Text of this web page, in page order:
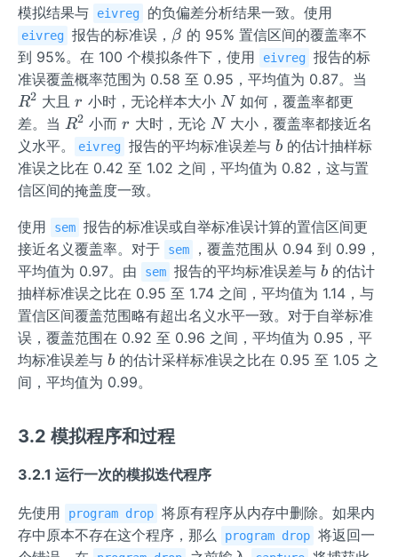
模拟结果与 eivreg 的负偏差分析结果一致。使用
eivreg 报告的标准误， \b
et
a
β 的 95% 置信区间的覆盖率不
到 95%。在 100 个模拟条件下，使用
eivreg
报告的标
准误覆盖概率范围为 0.58 至 0.95，平均值为 0.87。当
2
R2 大且r
r 小时，无论样本大小 N
N如何，覆盖率都更
差。当 R
2
R2 小而r
r 大时，无论 N
N大小，覆盖率都接近名
义水平。
eivreg 报告的平均标准误差与 b
b 的估计抽样标
准误之比在 0.42 至 1.02 之间，平均值为 0.82，这与置
信区间的掩盖度一致。
使用 sem 报告的标准误或自举标准误计算的置信区间更
接近名义覆盖率。对于
sem
，覆盖范围从 0.94 到 0.99，
平均值为 0.97。由
sem 报告的平均标准误差与 b
b 的估计
抽样标准误之比在 0.95 至 1.74 之间，平均值为 1.14，与
置信区间覆盖范围略有超出名义水平一致。对于自举标准
误，覆盖范围在 0.92 至 0.96 之间，平均值为 0.95，平
均标准误差与 b
b 的估计采样标准误之比在 0.95 至 1.05 之
间，平均值为 0.99。
3.2 模拟程序和过程
3.2.1 运行一次的模拟迭代程序
先使用 program drop 将原有程序从内存中删除。如果内
存中原本不存在这个程序，那么
program drop 将返回一